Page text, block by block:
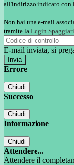
all'indirizzo indicato con
Non hai una e-mail
tramite la Login Spaggiari
E-mail inviata, si
Errore
Chiudi
Successo
Chiudi
Informazione
Chiudi
Attendere...
Attendere il